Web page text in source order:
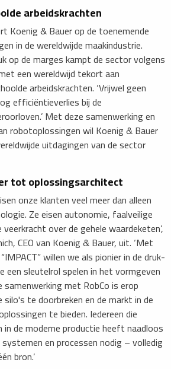
arbeidskrachten
Koenig & Bauer op de toenemende
in de wereldwijde maakindustrie.
op de marges kampt de sector volgens
een wereldwijd tekort aan
arbeidskrachten. ‘Vrijwel geen
efficiëntieverlies bij de
Met deze samenwerking en
robotoplossingen wil Koenig & Bauer
uitdagingen van de sector
tot oplossingsarchitect
onze klanten veel meer dan alleen
Ze eisen autonomie, faalveilige
over de gehele waardeketen’,
CEO van Koenig & Bauer, uit. ‘Met
willen we als pionier in de druk-
een sleutelrol spelen in het vormgeven
met RobCo is erop
te doorbreken en de markt in de
te bieden. Iedereen die
in de moderne productie heeft naadloos
en processen nodig – volledig
bron.’